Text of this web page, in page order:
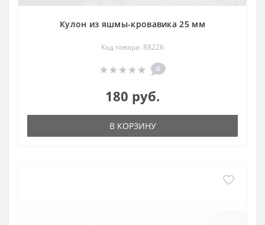
Кулон из яшмы-кровавика 25 мм
Код товара: 88226
0
180 руб.
В КОРЗИНУ